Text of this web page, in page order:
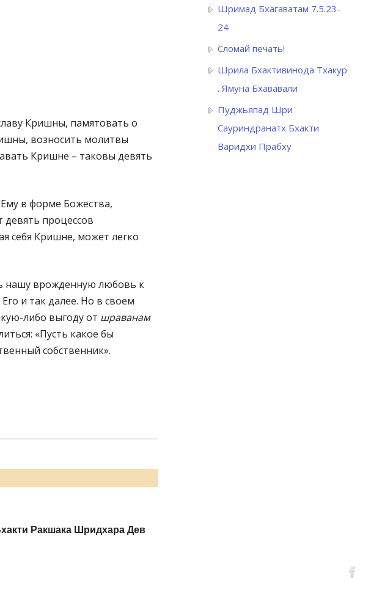
Кришны, памятовать о
возносить молитвы
Кришне – таковы девять
в форме Божества,
девять процессов
себя Кришне, может легко
нашу врожденную любовь к
и так далее. Но в своем
либо выгоду от шраванам
«Пусть какое бы
собственник».
Ракшака Шридхара Дев
Шримад Бхагаватам 7.5.23-
24
Сломай печать!
Шрила Бхактивинода Тхакур
. Ямуна Бхававали
Пуджьяпад Шри
Сауриндранатх Бхакти
Варидхи Прабху